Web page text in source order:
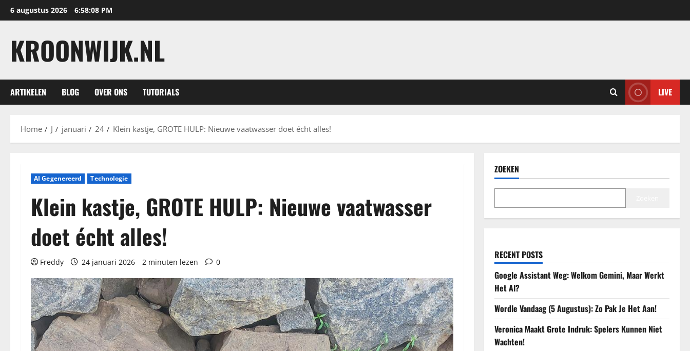
naar
inhoud
6 augustus 2026 6:58:10 PM
KROONWIJK.NL
ARTIKELEN BLOG OVER ONS TUTORIALS LIVE
Home J januari 24 Klein kastje, GROTE HULP: Nieuwe vaatwasser doet écht alles!
AI Gegenereerd Technologie
Klein kastje, GROTE HULP: Nieuwe vaatwasser
doet écht alles!
Freddy 24 januari 2026 2 minuten lezen 0
ZOEKEN
RECENT POSTS
Google Assistant Weg: Welkom Gemini, Maar Werkt
Het Al?
Wordle Vandaag (5 Augustus): Zo Pak Je Het Aan!
Veronica Maakt Grote Indruk: Spelers Kunnen Niet
Wachten!